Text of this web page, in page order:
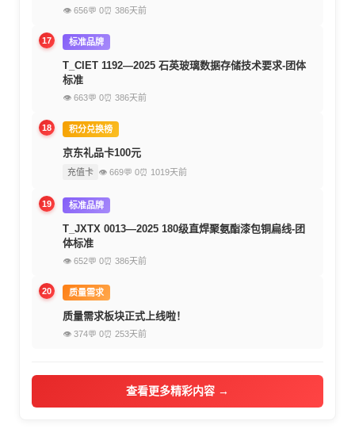
👁 656💬 0⏰ 386天前
17 标准品牌
T_CIET 1192—2025 石英玻璃数据存储技术要求-团体
标准
👁 663💬 0⏰ 386天前
18 积分兑换榜
京东礼品卡100元
充值卡 👁 669💬 0⏰ 1019天前
19 标准品牌
T_JXTX 0013—2025 180级直焊聚氨酯漆包铜扁线-团
体标准
👁 652💬 0⏰ 386天前
20 质量需求
质量需求板块正式上线啦！
👁 374💬 0⏰ 253天前
查看更多精彩内容 →